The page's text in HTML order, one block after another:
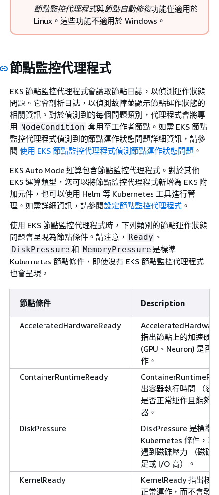
節點監控代理程式與節點自動修復功能僅適用於
Linux。這些功能不適用於 Windows。
節點監控代理程式
EKS 節點監控代理程式會讀取節點日誌，以偵測運作狀態
問題。它會剖析日誌，以偵測故障並顯示節點運作狀態的
相關資訊。對於偵測到的每個問題類別，代理程式會將專
用 NodeCondition 套用至工作者節點。如需 EKS 節點
監控代理程式偵測到的節點運作狀態問題詳細資訊，請參
閱 使用 EKS 節點監控代理程式偵測節點運作狀態問題 。
EKS Auto Mode 運算包含節點監控代理程式。對於其他
EKS 運算類型，您可以將節點監控代理程式新增為 EKS 附
加元件，也可以使用 Helm 等 Kubernetes 工具進行管
理。如需詳細資訊，請參閱設定節點監控代理程式 。
使用 EKS 節點監控代理程式時，下列類別的節點運作狀態
問題會呈現為節點條件。請注意， Ready 、
DiskPressure 和 MemoryPressure 是標準
Kubernetes 節點條件，即使沒有 EKS 節點監控代理程式
也會呈現。
節點條件 Description
AcceleratedHardwareReady
指出節點上的加速硬體
(GPU、Neuron) 是否
作。
ContainerRuntimeReady
出容器執行時間 （容
是否正常運作且能夠
器。
DiskPressure
DiskPressure 是標準
Kubernetes 條件，表
遇到磁碟壓力 （磁碟
足或 I/O 高）。
KernelReady
KernelReady 指出核
正常運作，而不會發